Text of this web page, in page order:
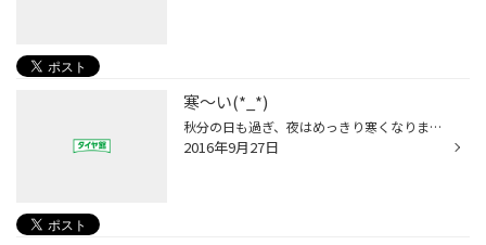
寒〜い(*_*)
秋分の日も過ぎ、夜はめっきり寒くなりましたね(o_o) みなさん、体調管理バッチリですか？？ 冷え性の私はすでに毛布が手放せません(>_
2016年9月27日